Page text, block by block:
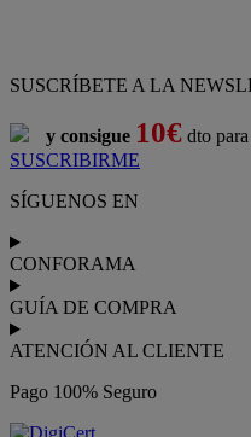
SUSCRÍBETE A LA
y consigue 10€ dto
SUSCRIBIRME
SÍGUENOS EN
CONFORAMA
GUÍA DE COMPRA
ATENCIÓN AL CLIENTE
Pago 100% Seguro